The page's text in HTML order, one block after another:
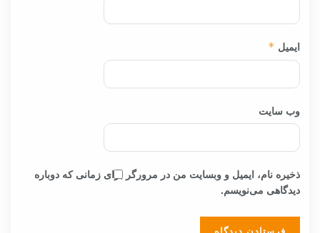
ایمیل *
وب‌ سایت
ذخیره نام، ایمیل و وبسایت من در مرورگر برای زمانی که دوباره
دیدگاهی می‌نویسم.